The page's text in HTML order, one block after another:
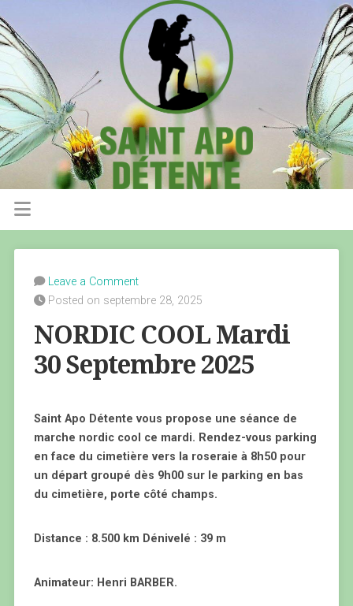
Leave a Comment
Posted on septembre 28, 2025
NORDIC COOL Mardi
30 Septembre 2025
Saint Apo Détente vous propose une séance de
marche nordic cool ce mardi. Rendez-vous parking
en face du cimetière vers la roseraie à 8h50 pour
un départ groupé dès 9h00 sur le parking en bas
du cimetière, porte côté champs.
Distance : 8.500 km Dénivelé : 39 m
Animateur: Henri BARBER.